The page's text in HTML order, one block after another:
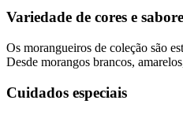
Variedade de cores e
Os morangueiros de coleção são
Desde morangos brancos,
Cuidados especiais